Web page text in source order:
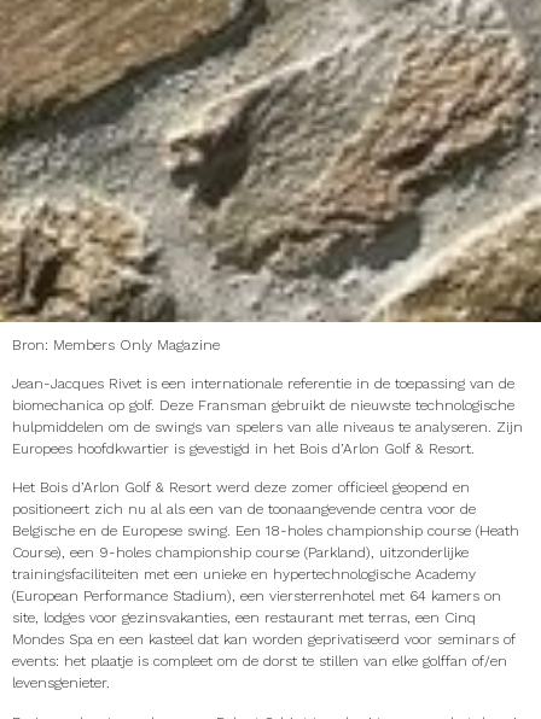
Bron: Members Only Magazine
Jean-Jacques Rivet is een internationale referentie in de toepassing van de
biomechanica op golf. Deze Fransman gebruikt de nieuwste technologische
hulpmiddelen om de swings van spelers van alle niveaus te analyseren. Zijn
Europees hoofdkwartier is gevestigd in het Bois d’Arlon Golf & Resort.
Het Bois d’Arlon Golf & Resort werd deze zomer officieel geopend en
positioneert zich nu al als een van de toonaangevende centra voor de
Belgische en de Europese swing. Een 18-holes championship course (Heath
Course), een 9-holes championship course (Parkland), uitzonderlijke
trainingsfaciliteiten met een unieke en hypertechnologische Academy
(European Performance Stadium), een viersterrenhotel met 64 kamers on
site, lodges voor gezinsvakanties, een restaurant met terras, een Cinq
Mondes Spa en een kasteel dat kan worden geprivatiseerd voor seminars of
events: het plaatje is compleet om de dorst te stillen van elke golffan of/en
levensgenieter.